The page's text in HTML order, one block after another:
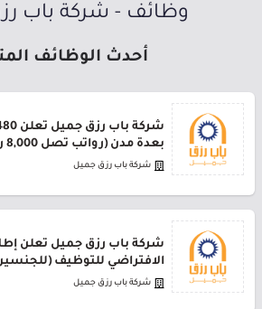
وظائف - شركة باب
أحدث الوظائف
بعدة مدن (رواتب تصل 8,000 ريال)
شركة باب رزق جميل
شركة باب رزق جميل تعلن
الافتراضي للتوظيف
شركة باب رزق جميل